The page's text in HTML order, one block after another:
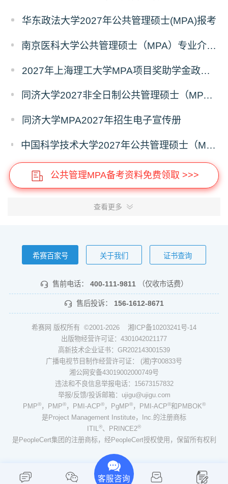
华东政法大学2027年公共管理硕士(MPA)报考
南京医科大学公共管理硕士（MPA）专业介绍（2027年）
2027年上海理工大学MPA项目奖助学金政策发布
同济大学2027非全日制公共管理硕士（MPA）奖学金方案
同济大学MPA2027年招生电子宣传册
中国科学技术大学2027年公共管理硕士（MPA）专业学位研究生招生通知
公共管理MPA备考资料免费领取 >>>
查看更多
希赛百家号 关于我们 证书查询
售前电话： 400-111-9811 （仅收市话费）
售后投诉： 156-1612-8671
希赛网 版权所有 ©2001-2026 湘ICP备10203241号-14
出版物经营许可证：4301042021177
高新技术企业证书：GR202143001539
广播电视节目制作经营许可证： (湘)字00833号
湘公网安备43019002000749号
违法和不良信息举报电话：15673157832
举报/反馈/投诉邮箱：ujigu@ujigu.com
PMP®，PMP®，PMI-ACP®，PgMP®，PMI-ACP®和PMBOK®
是Project Management Institute，Inc.的注册商标
ITIL®、PRINCE2®
是PeopleCert集团的注册商标，经PeopleCert授权使用，保留所有权利
客服咨询